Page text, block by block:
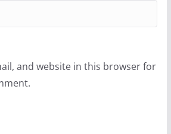
and website in this browser for